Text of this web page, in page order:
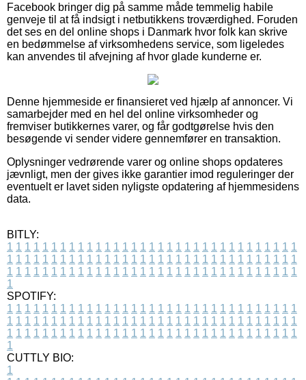
Facebook bringer dig på samme måde temmelig habile
genveje til at få indsigt i netbutikkens troværdighed. Foruden
det ses en del online shops i Danmark hvor folk kan skrive
en bedømmelse af virksomhedens service, som ligeledes
kan anvendes til afvejning af hvor glade kunderne er.
Denne hjemmeside er finansieret ved hjælp af annoncer. Vi
samarbejder med en hel del online virksomheder og
fremviser butikkernes varer, og får godtgørelse hvis den
besøgende vi sender videre gennemfører en transaktion.
Oplysninger vedrørende varer og online shops opdateres
jævnligt, men der gives ikke garantier imod reguleringer der
eventuelt er lavet siden nyligste opdatering af hjemmesidens
data.
BITLY:
1 1 1 1 1 1 1 1 1 1 1 1 1 1 1 1 1 1 1 1 1 1 1 1 1 1 1 1 1 1 1 1 1
1 1 1 1 1 1 1 1 1 1 1 1 1 1 1 1 1 1 1 1 1 1 1 1 1 1 1 1 1 1 1 1 1
1 1 1 1 1 1 1 1 1 1 1 1 1 1 1 1 1 1 1 1 1 1 1 1 1 1 1 1 1 1 1 1 1
1
SPOTIFY:
1 1 1 1 1 1 1 1 1 1 1 1 1 1 1 1 1 1 1 1 1 1 1 1 1 1 1 1 1 1 1 1 1
1 1 1 1 1 1 1 1 1 1 1 1 1 1 1 1 1 1 1 1 1 1 1 1 1 1 1 1 1 1 1 1 1
1 1 1 1 1 1 1 1 1 1 1 1 1 1 1 1 1 1 1 1 1 1 1 1 1 1 1 1 1 1 1 1 1
1
CUTTLY BIO:
1